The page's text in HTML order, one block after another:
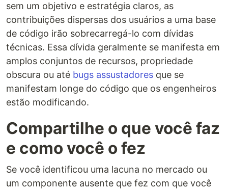
sem um objetivo e estratégia claros, as
contribuições dispersas dos usuários a uma base
de código irão sobrecarregá-lo com dívidas
técnicas. Essa dívida geralmente se manifesta em
amplos conjuntos de recursos, propriedade
obscura ou até bugs assustadores que se
manifestam longe do código que os engenheiros
estão modificando.
Compartilhe o que você faz
e como você o fez
Se você identificou uma lacuna no mercado ou
um componente ausente que fez com que você